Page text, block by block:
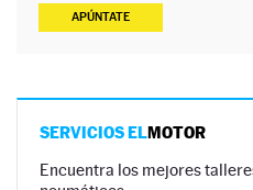
APÚNTATE
SERVICIOS ELMOTOR
Encuentra los mejores